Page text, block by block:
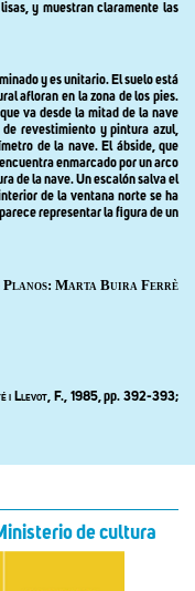
y muestran claramente las
y es unitario. El suelo está
afloran en la zona de los pies.
va desde la mitad de la nave
revestimiento y pintura azul,
de la nave. El ábside, que
enmarcado por un arco
de la nave. Un escalón salva el
de la ventana norte se ha
representar la figura de un
Planos: Marta Buira Ferrè
i Llevot, F., 1985,pp. 392-393;
de cultura